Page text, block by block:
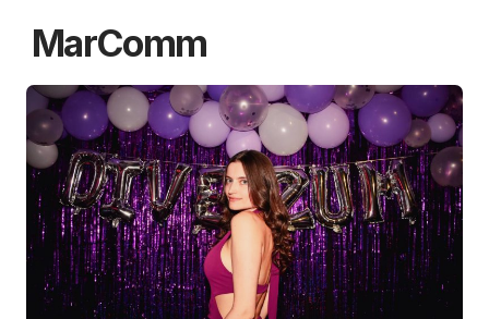
MarComm